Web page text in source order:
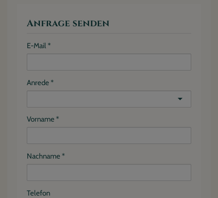
Anfrage senden
E-Mail
Anrede
Vorname
Nachname
Telefon